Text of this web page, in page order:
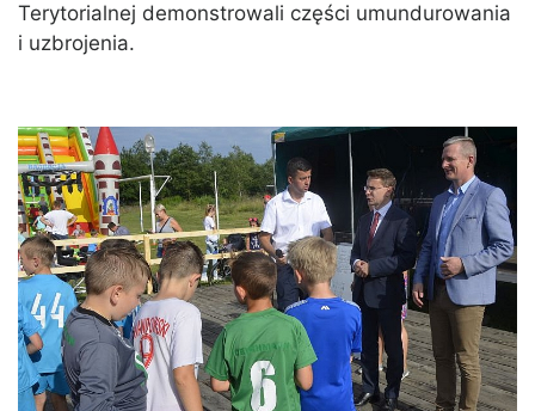
Terytorialnej demonstrowali części umundurowania
i uzbrojenia.